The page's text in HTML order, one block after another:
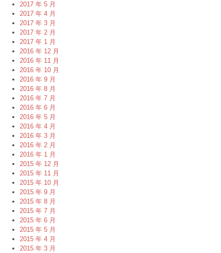
2017 年 5 月
2017 年 4 月
2017 年 3 月
2017 年 2 月
2017 年 1 月
2016 年 12 月
2016 年 11 月
2016 年 10 月
2016 年 9 月
2016 年 8 月
2016 年 7 月
2016 年 6 月
2016 年 5 月
2016 年 4 月
2016 年 3 月
2016 年 2 月
2016 年 1 月
2015 年 12 月
2015 年 11 月
2015 年 10 月
2015 年 9 月
2015 年 8 月
2015 年 7 月
2015 年 6 月
2015 年 5 月
2015 年 4 月
2015 年 3 月